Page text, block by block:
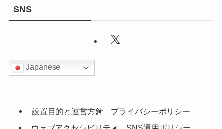
SNS
Japanese
設置目的と運営方針
プライバシーポリシー